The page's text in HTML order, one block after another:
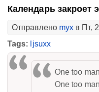
Календарь закроет
Отправлено myx в Пт,
Tags:
ljsuxx
One too
One too